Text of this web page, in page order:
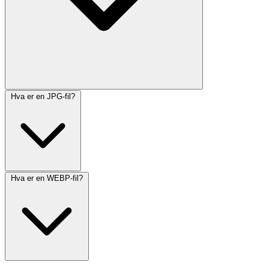
Hva er en JPG-fil?
Hva er en WEBP-fil?